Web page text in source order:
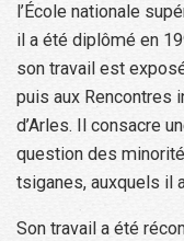
l’École nationale
il a été diplômé en
son travail est
puis aux Rencontres
d’Arles. Il consacre
question des
tsiganes, auxquels il
Son travail a été